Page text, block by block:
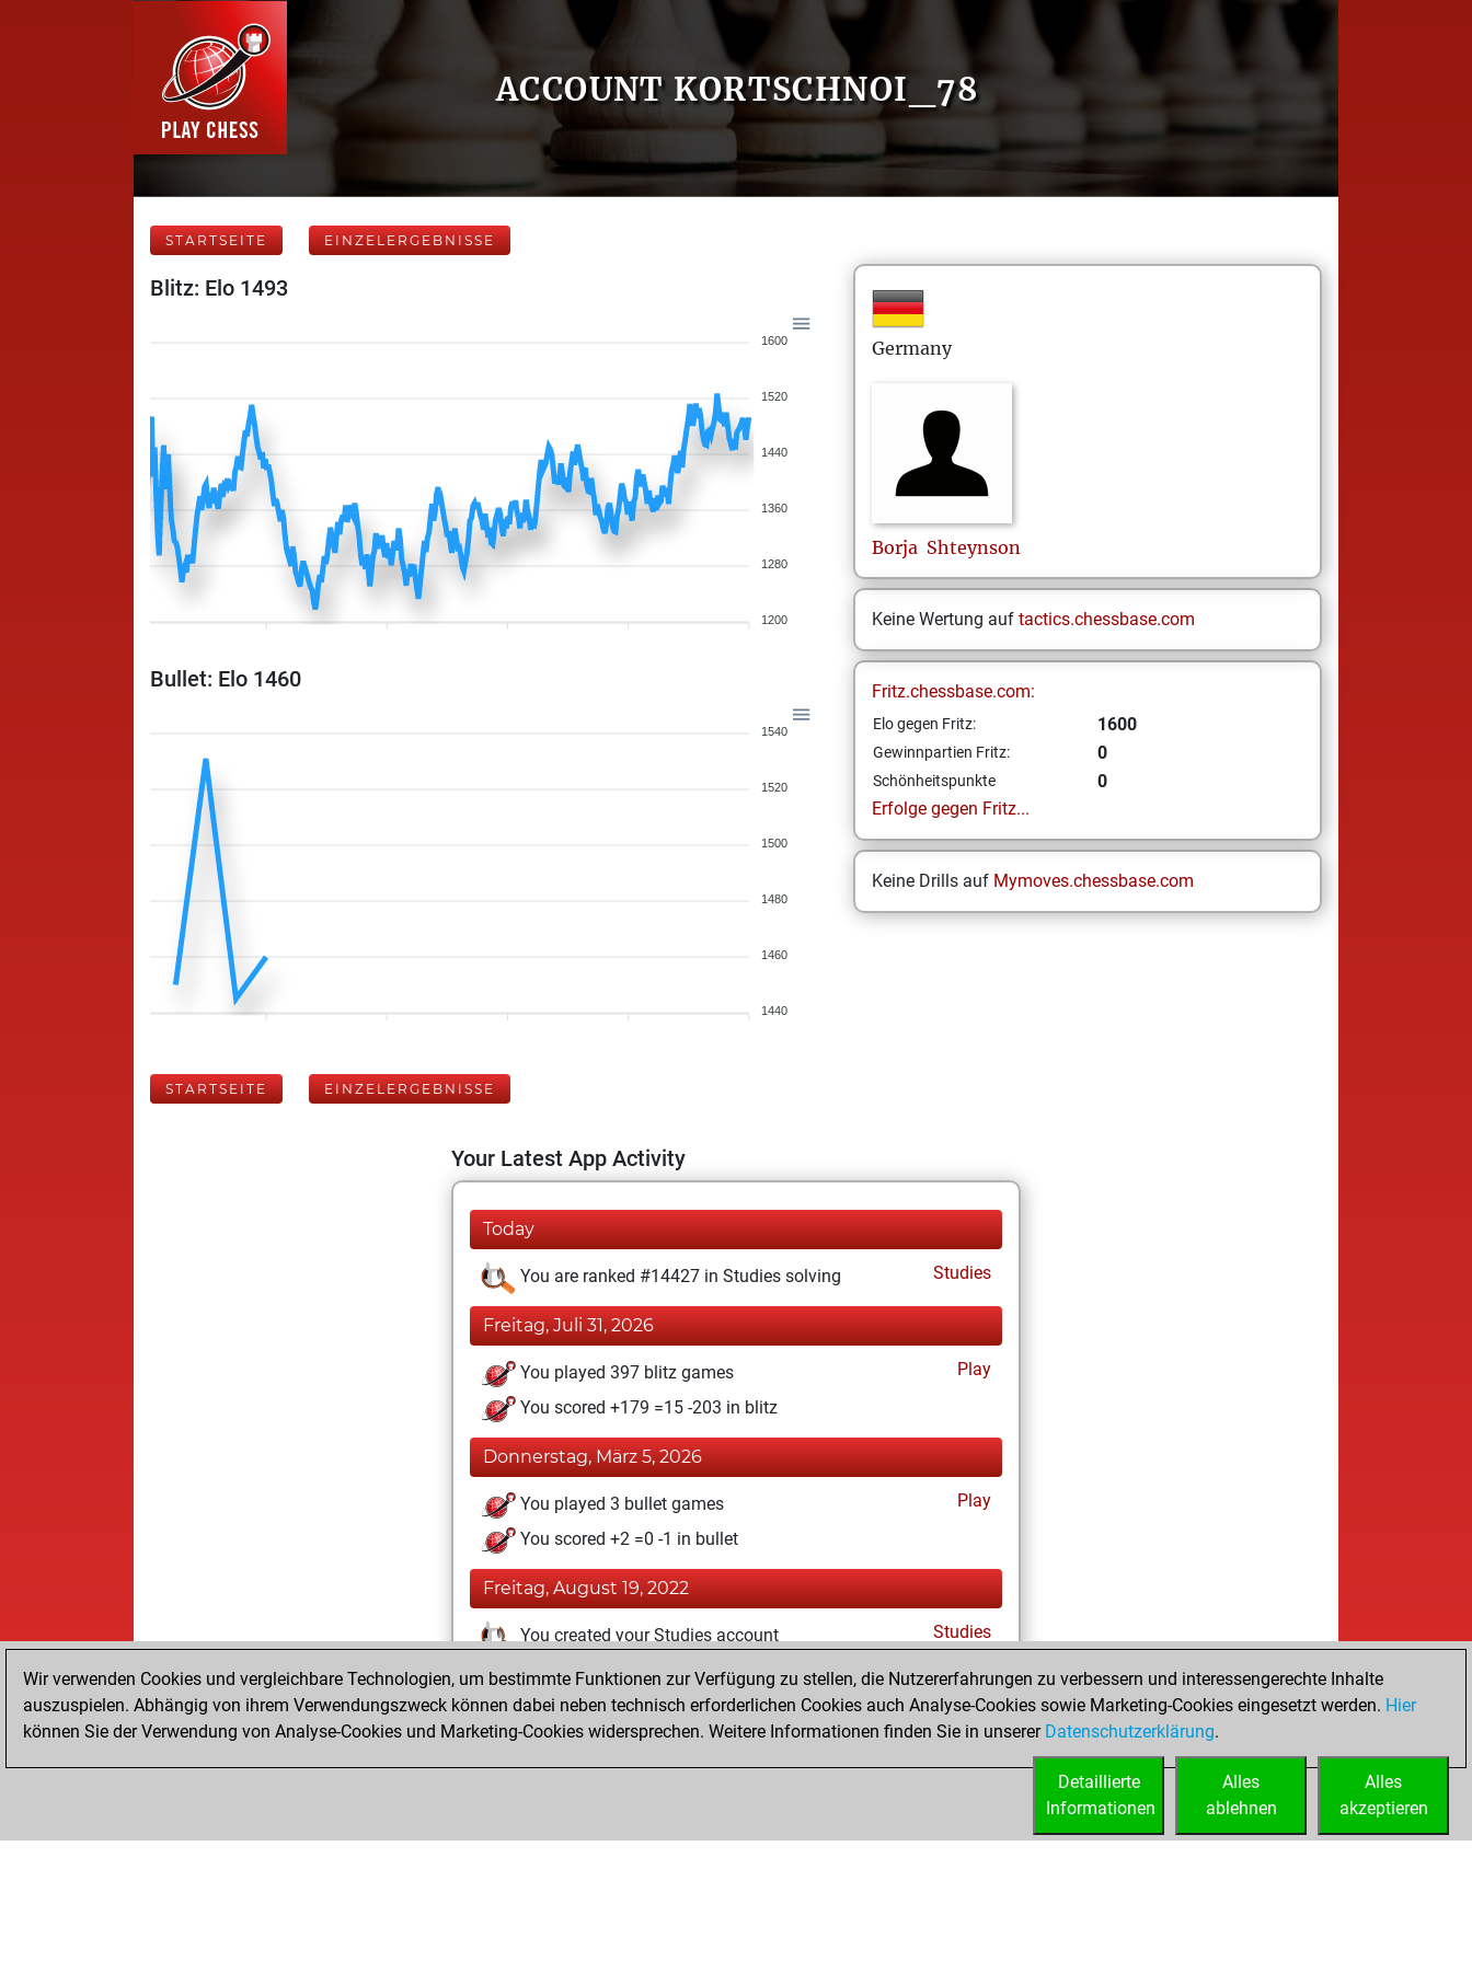
ACCOUNT KORTSCHNOI_78
STARTSEITE EINZELERGEBNISSE
Blitz: Elo 1493
1600
1520
1440
1360
1280
1200
Bullet: Elo 1460
1540
1520
1500
1480
1460
1440
Germany
Borja Shteynson
Keine Wertung auf tactics.chessbase.com
Fritz.chessbase.com:
Elo gegen Fritz: 1600
Gewinnpartien Fritz: 0
Schönheitspunkte
0
Erfolge gegen Fritz...
Keine Drills auf Mymoves.chessbase.com
STARTSEITE EINZELERGEBNISSE
Your Latest App Activity
Today
You are ranked #14427 in Studies solving Studies
Freitag, Juli 31, 2026
You played 397 blitz games
Play
You scored +179 =15 -203 in blitz
Donnerstag, März 5, 2026
You played 3 bullet games
Play
You scored +2 =0 -1 in bullet
Freitag, August 19, 2022
You created your Studies account Studies
Mittwoch, Juli 6, 2022
You created your Fritz account Fritz
Wir verwenden Cookies und vergleichbare Technologien, um bestimmte Funktionen zur Verfügung zu stellen, die Nutzererfahrungen zu verbessern und interessengerechte Inhalte
auszuspielen. Abhängig von ihrem Verwendungszweck können dabei neben technisch erforderlichen Cookies auch Analyse-Cookies sowie Marketing-Cookies eingesetzt werden. Hier
können Sie der Verwendung von Analyse-Cookies und Marketing-Cookies widersprechen. Weitere Informationen finden Sie in unserer Datenschutzerklärung.
Alles
akzeptieren
Alles
ablehnen
Detaillierte
Informationen